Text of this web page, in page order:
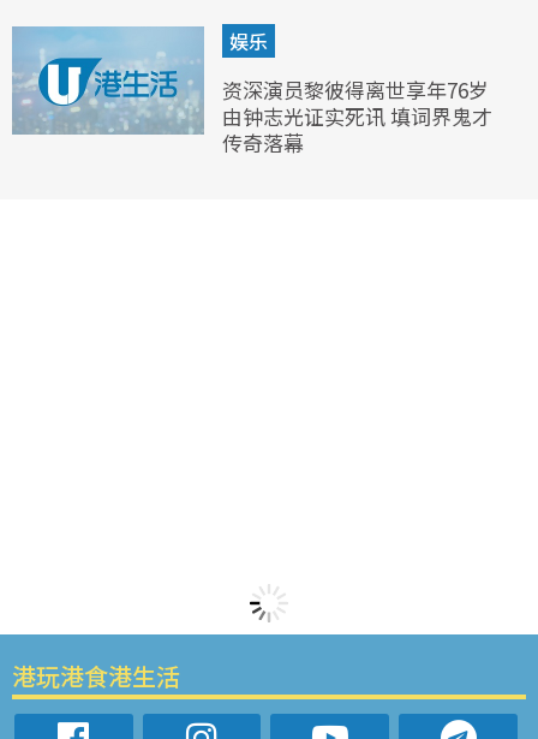
娱乐
资深演员黎彼得离世享年76岁
由钟志光证实死讯 填词界鬼才
传奇落幕
港玩港食港生活